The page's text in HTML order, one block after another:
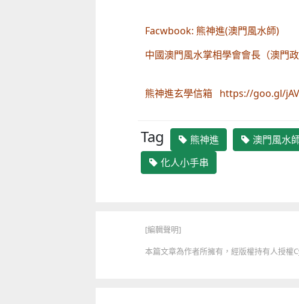
Facwbook: 熊
中國澳門風水掌相學會
熊神進玄學信箱 https://
Tag 熊神進 澳門風水
化人小手串
[編輯聲明]
本篇文章為作者所擁有，經版權持有人授權